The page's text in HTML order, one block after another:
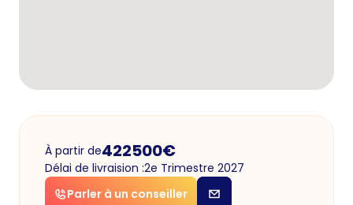
À partir de422500€
Délai de livraision :2e Trimestre 2027
Parler à un conseiller